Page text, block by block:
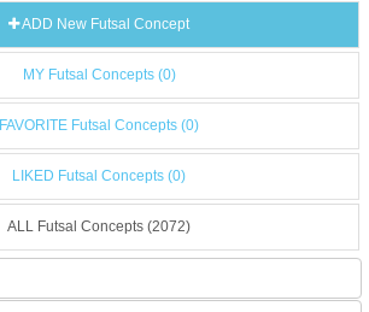
ADD New Futsal Concept
MY Futsal Concepts (0)
FAVORITE Futsal Concepts (0)
LIKED Futsal Concepts (0)
ALL Futsal Concepts (2072)